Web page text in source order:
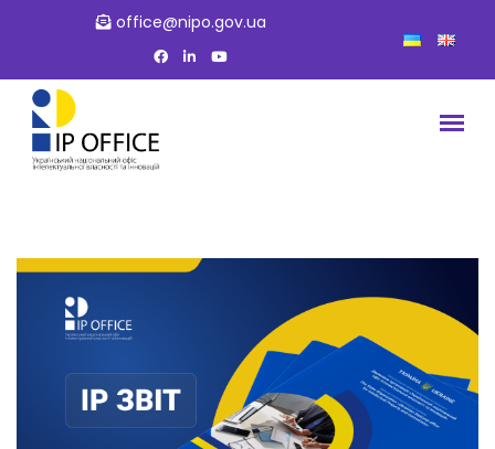
office@nipo.gov.ua